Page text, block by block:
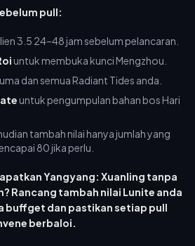
pull:
3.5 24–48 jam sebelum pelancaran.
untuk membuka kunci Mengzhou.
dan semua Radiant Tides anda.
untuk pengumpulan bahan bos Hari
tambah nilai hanya jumlah yang
80 jika perlu.
Yangyang: Xuanling tanpa
Rancang tambah nilai Lunite anda
buffget dan pastikan setiap pull
berbaloi.